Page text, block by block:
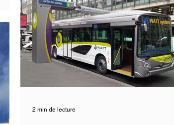
2 min de lecture